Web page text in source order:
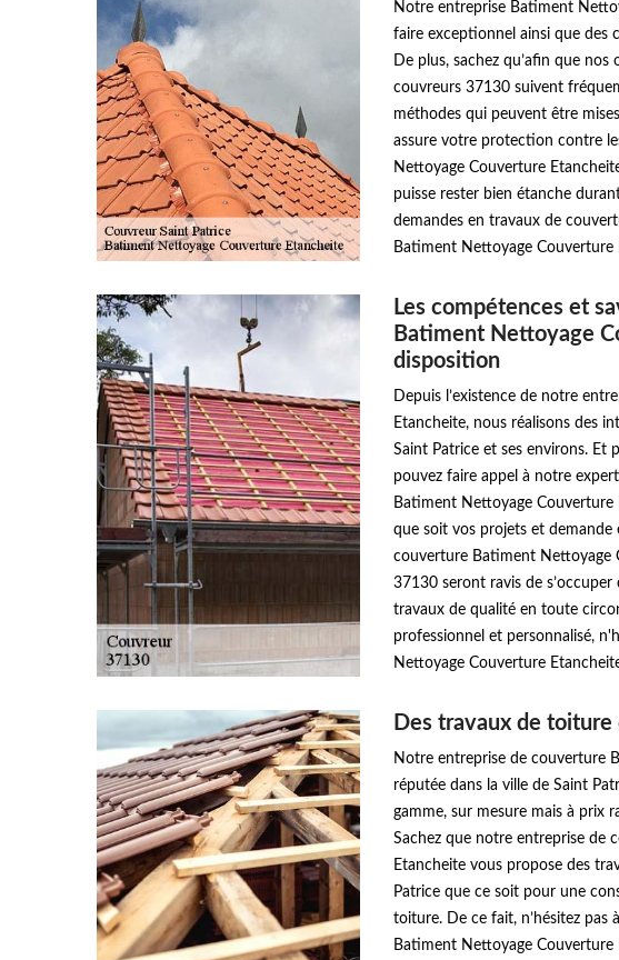
Notre entreprise Batiment
faire exceptionnel ainsi que des
De plus, sachez qu’afin que
couvreurs 37130 suivent
méthodes qui peuvent être
assure votre protection contre
Nettoyage Couverture
puisse rester bien étanche
demandes en travaux de
Batiment Nettoyage Couverture
Les compétences et
Batiment Nettoyage
disposition
Depuis l’existence de notre
Etancheite, nous réalisons des
Saint Patrice et ses environs. Et
pouvez faire appel à notre
Batiment Nettoyage Couverture
que soit vos projets et
couverture Batiment Nettoyage
37130 seront ravis de
travaux de qualité en toute
professionnel et personnalisé,
Nettoyage Couverture
Des travaux de
Notre entreprise de couverture
réputée dans la ville de Saint
gamme, sur mesure mais à prix
Sachez que notre entreprise de
Etancheite vous propose des
Patrice que ce soit pour une
toiture. De ce fait, n’hésitez
Batiment Nettoyage Couverture